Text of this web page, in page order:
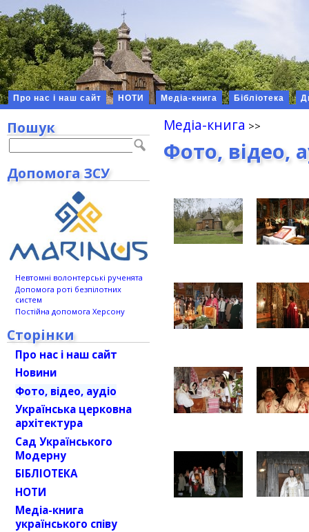
Про нас і наш сайт НОТИ Медіа-книга Бібліотека
Медіа-книга
Фото, відео,
Пошук
Допомога ЗСУ
Невтомні волонтерські рученята
Допомога роті безпілотних
систем
Постійна допомога Херсону
Сторінки
Про нас і наш сайт
Новини
Фото, відео, аудіо
Українська церковна
архітектура
Сад Українського
Модерну
БІБЛІОТЕКА
НОТИ
Медіа-книга
українського співу